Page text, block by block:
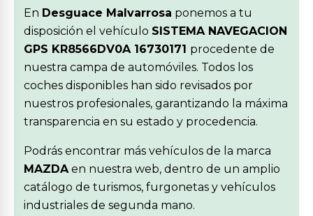
En Desguace Malvarrosa ponemos a tu
disposición el vehículo SISTEMA NAVEGACION
GPS KR8566DV0A 16730171 procedente de
nuestra campa de automóviles. Todos los
coches disponibles han sido revisados por
nuestros profesionales, garantizando la máxima
transparencia en su estado y procedencia.
Podrás encontrar más vehículos de la marca
MAZDAen nuestra web, dentro de un amplio
catálogo de turismos, furgonetas y vehículos
industriales de segunda mano.